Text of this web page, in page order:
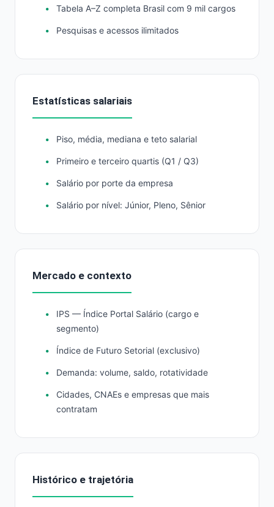
Tabela A–Z completa Brasil com 9 mil cargos
Pesquisas e acessos ilimitados
Estatísticas salariais
Piso, média, mediana e teto salarial
Primeiro e terceiro quartis (Q1 / Q3)
Salário por porte da empresa
Salário por nível: Júnior, Pleno, Sênior
Mercado e contexto
IPS — Índice Portal Salário (cargo e
segmento)
Índice de Futuro Setorial (exclusivo)
Demanda: volume, saldo, rotatividade
Cidades, CNAEs e empresas que mais
contratam
Histórico e trajetória